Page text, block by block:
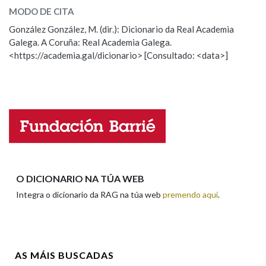
Na fraseoloxía
Marcas gramaticais
ESCOLLE UNHA OPCIÓN:
Observación Hai un erro na palabra
Propoño mellorar a definición
Nome
MODO DE CITA
González González, M. (dir.): Dicionario da Real Academia
Galega. A Coruña: Real Academia Galega.
<https://academia.gal/dicionario> [Consultado: <data>]
O DICIONARIO NA TÚA WEB
Integra o dicionario da RAG na túa web premendo aquí.
AS MÁIS BUSCADAS